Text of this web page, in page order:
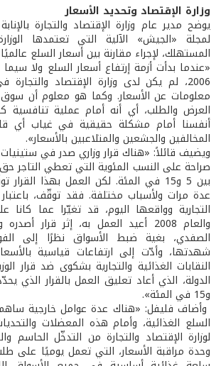
وزارة الإقتصاد وتحديد الأسعار
يوضح مدير عام وزارة الإقتصاد والتجارة
لمجلة «الجيش» الآلية التي تعتمدها
المستهلك، لإجراء مقارنة بين أسعار السلع
«عندما بدأت أزمة إرتفاع أسعار السلع ولا سيما
2006، لم يكن لدى وزارة الإقتصاد
معلومات عن الأسعار. وكما هو معلوم أن سوق
العرض والطلب، أي أنه أمام عملية تنافسية
أنفسنا أمام مشكلة حقيقية في غياب أي
المخالفين والجشعين والمتلاعبين بالأسعار».
ويضيف قائلاً: «هناك قرار وزاري صدر في
صراحة على النسب المئوية التي تعطي التاجر
بين 5 و15 في المئة. لكن العمل بهذا
عدة مرات ولأسباب مختلفة. فقد توقّف،
التجارية وواقعها اليوم، قد تغيّرا عما
والعام 2008 أعيد العمل به، إثر قرار
الصفدي، بغية ضبط الأسواق نظرًا إلى
شهدتها، وأدّت إلى ارتفاعات قياسية
النقابات الغذائية والتجارية بشكوى ضد قرار
و15 في المئة».
وأضاف فليفل: «هناك عدة عوامل خارجية
السلع الغذائية، وأمام هذه المعضلات
لوزارة الإقتصاد والتجارة من التدخّل الحاسم